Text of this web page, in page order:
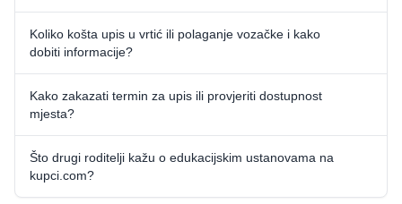
Koliko košta upis u vrtić ili polaganje vozačke i kako
dobiti informacije?
Kako zakazati termin za upis ili provjeriti dostupnost
mjesta?
Što drugi roditelji kažu o edukacijskim ustanovama na
kupci.com?